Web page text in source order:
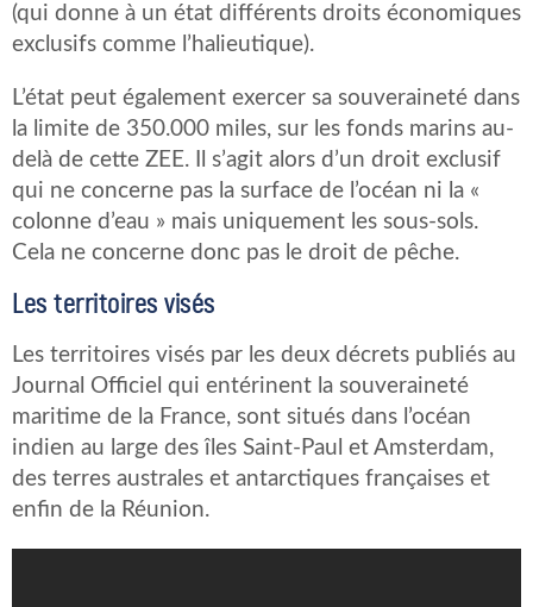
(qui donne à un état différents droits économiques
exclusifs comme l’halieutique).
L’état peut également exercer sa souveraineté dans
la limite de 350.000 miles, sur les fonds marins au-
delà de cette ZEE. Il s’agit alors d’un droit exclusif
qui ne concerne pas la surface de l’océan ni la «
colonne d’eau » mais uniquement les sous-sols.
Cela ne concerne donc pas le droit de pêche.
Les territoires visés
Les territoires visés par les deux décrets publiés au
Journal Officiel qui entérinent la souveraineté
maritime de la France, sont situés dans l’océan
indien au large des îles Saint-Paul et Amsterdam,
des terres australes et antarctiques françaises et
enfin de la Réunion.